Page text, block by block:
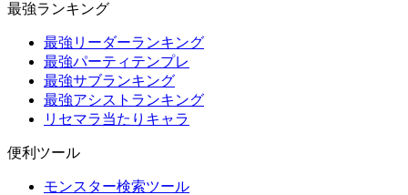
最強ランキング
最強リーダーランキング
最強パーティテンプレ
最強サブランキング
最強アシストランキング
リセマラ当たりキャラ
便利ツール
モンスター検索ツール